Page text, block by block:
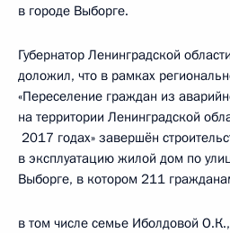
в городе Выборге.
Губернатор Ленинградской
доложил, что в рамках
«Переселение граждан из
на территории Ленинградской
2017 годах» завершён
в эксплуатацию жилой дом по
Выборге, в котором 211
в том числе семье Иболдовой